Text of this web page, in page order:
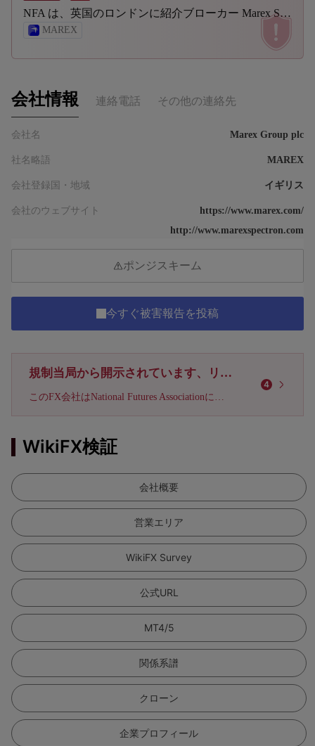
NFA は、英国のロンドンに紹介ブローカー Marex Spectron International Limited に 25 万ドルの罰金を支払うよう命じました。
MAREX
会社情報 連絡電話 その他の連絡先
会社名 Marex Group plc
社名略語 MAREX
会社登録国・地域 イギリス
会社のウェブサイト
https://www.marex.com/
http://www.marexspectron.com
ポンジスキーム
今すぐ被害報告を投稿
規制当局から開示されています、リスクをご注意ください！
このFX会社はNational Futures Associationによる被害報告が投稿されています、リスクに注意してください!
4
WikiFX検証
会社概要
営業エリア
WikiFX Survey
公式URL
MT4/5
関係系譜
クローン
企業プロフィール